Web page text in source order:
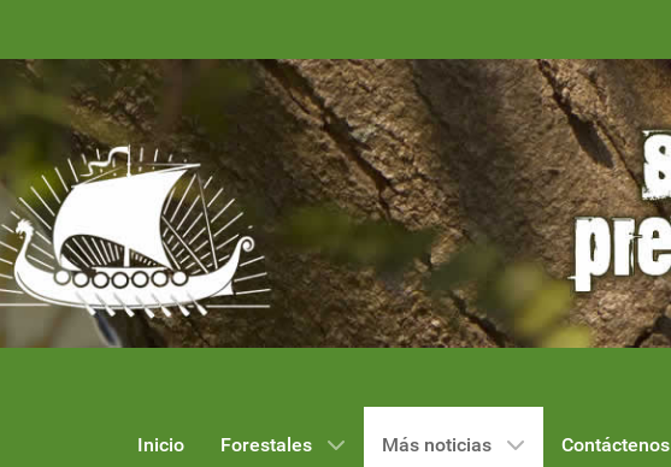
Inicio Forestales Más noticias Contáctenos